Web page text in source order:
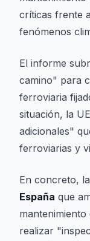
críticas frente
fenómenos
El informe
camino" para
ferroviaria
situación, la
adicionales"
ferroviarias y
En concreto,
España que
realizar